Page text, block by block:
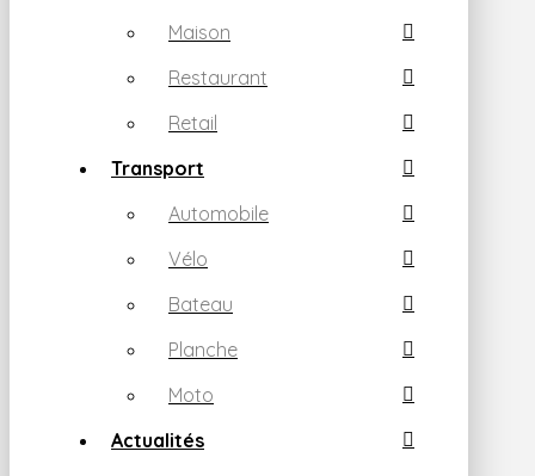
Maison
Restaurant
Retail
Transport
Automobile
Vélo
Bateau
Planche
Moto
Actualités